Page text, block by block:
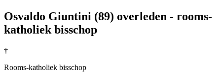
Osvaldo Giuntini (89) overleden - rooms-
katholiek bisschop
†
Rooms-katholiek bisschop